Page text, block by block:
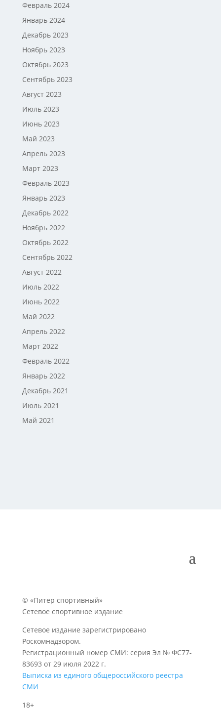
Февраль 2024
Январь 2024
Декабрь 2023
Ноябрь 2023
Октябрь 2023
Сентябрь 2023
Август 2023
Июль 2023
Июнь 2023
Май 2023
Апрель 2023
Март 2023
Февраль 2023
Январь 2023
Декабрь 2022
Ноябрь 2022
Октябрь 2022
Сентябрь 2022
Август 2022
Июль 2022
Июнь 2022
Май 2022
Апрель 2022
Март 2022
Февраль 2022
Январь 2022
Декабрь 2021
Июль 2021
Май 2021
© «Питер спортивный»
Сетевое спортивное издание
Сетевое издание зарегистрировано
Роскомнадзором.
Регистрационный номер СМИ: серия Эл № ФС77-
83693 от 29 июля 2022 г.
Выписка из единого общероссийского реестра
СМИ
18+